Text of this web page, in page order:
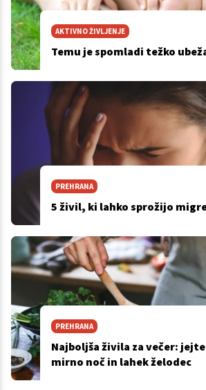
AKTIVNO ŽIVLJENJE
Temu je spomladi težko
PREHRANA
5 živil, ki lahko sprožijo
PREHRANA
Najboljša živila za večer:
mirno noč in lahek želodec